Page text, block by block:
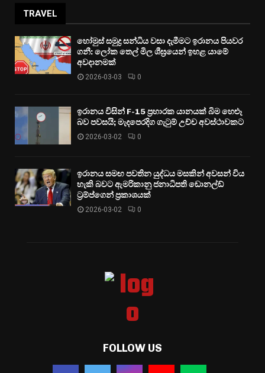
TRAVEL
හෝමුස් සමුද්‍ර සන්ධිය වසා දැමීමට ඉරානය පියවර
ගනී: ලෝක තෙල් මිල ශීඝ්‍රයෙන් ඉහළ යාමේ
අවදානමක්
2026-03-03 0
ඉරානය විසින් F-15 ප්‍රහාරක යානයක් බිම හෙළූ
බව පවසයි; මැදපෙරදිග ගැටුම් උච්ච අවස්ථාවකට
2026-03-02 0
ඉරානය සමඟ පවතින යුද්ධය මසකින් අවසන් විය
හැකි බවට ඇමරිකානු ජනාධිපති ඩොනල්ඩ්
ට්‍රම්ප්ගෙන් ප්‍රකාශයක්
2026-03-02 0
FOLLOW US